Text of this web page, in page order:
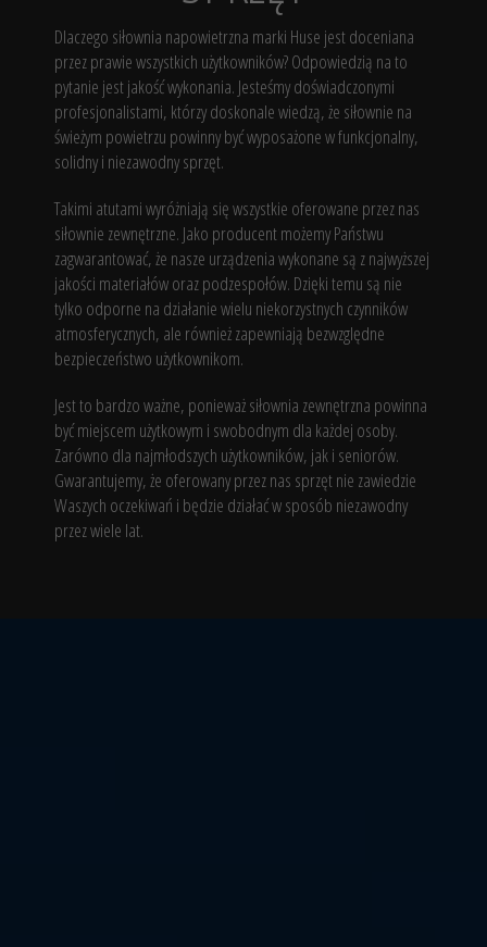
Dlaczego siłownia napowietrzna marki Huse jest doceniana
przez prawie wszystkich użytkowników? Odpowiedzią na to
pytanie jest jakość wykonania. Jesteśmy doświadczonymi
profesjonalistami, którzy doskonale wiedzą, że siłownie na
świeżym powietrzu powinny być wyposażone w funkcjonalny,
solidny i niezawodny sprzęt.
Takimi atutami wyróżniają się wszystkie oferowane przez nas
siłownie zewnętrzne. Jako producent możemy Państwu
zagwarantować, że nasze urządzenia wykonane są z najwyższej
jakości materiałów oraz podzespołów. Dzięki temu są nie
tylko odporne na działanie wielu niekorzystnych czynników
atmosferycznych, ale również zapewniają bezwzględne
bezpieczeństwo użytkownikom.
Jest to bardzo ważne, ponieważ siłownia zewnętrzna powinna
być miejscem użytkowym i swobodnym dla każdej osoby.
Zarówno dla najmłodszych użytkowników, jak i seniorów.
Gwarantujemy, że oferowany przez nas sprzęt nie zawiedzie
Waszych oczekiwań i będzie działać w sposób niezawodny
przez wiele lat.